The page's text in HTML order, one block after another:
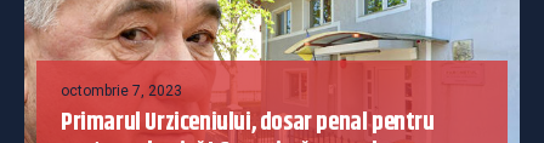
octombrie 7, 2023
Primarul Urziceniului, dosar penal pentru